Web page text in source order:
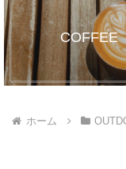
COFFEE
ホーム